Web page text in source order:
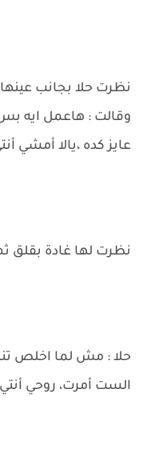
نظرت حلا بجانب
وقالت : هاعمل ايه
عايز كده ،يالا أمشي
نظرت لها غادة بقلق
حلا : مش لما اخلص
الست أمرت، روحي أنتي